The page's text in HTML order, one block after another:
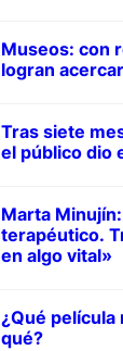
Museos: con
logran
Tras siete
el público dio
Marta
terapéutico.
en algo vital»
¿Qué película
qué?